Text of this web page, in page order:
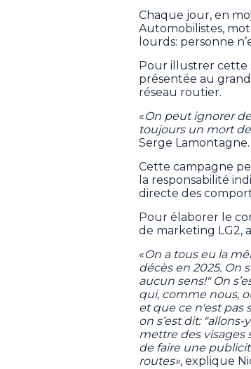
Chaque jour, en
Automobilistes,
lourds: personne
Pour illustrer cette
présentée au
réseau routier.
«On peut ignorer
toujours un mort
Serge Lamontagne.
Cette campagne
la responsabilité
directe des
Pour élaborer le
de marketing LG2,
«On a tous eu la
décès en 2025. On
aucun sens!" On
qui, comme nous,
et que ce n'est pas
on s’est dit:
mettre des visages
de faire une
routes», explique